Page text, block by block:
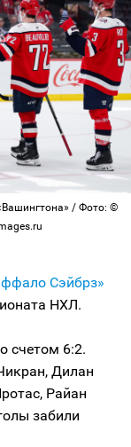
/ Фото: ©
Сэйбрз»
НХЛ.
счетом 6:2.
Дилан
Райан
забили